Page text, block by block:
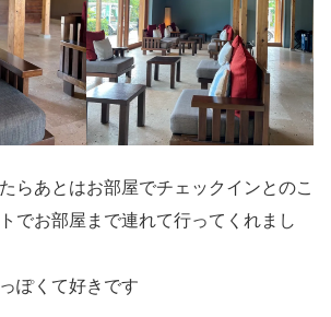
らあとはお部屋でチェックインとのこ
でお部屋まで連れて行ってくれまし
ぽくて好きです